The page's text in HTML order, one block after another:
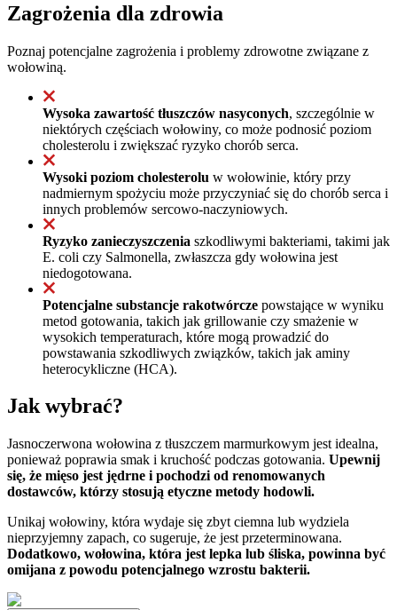
Zagrożenia dla zdrowia
Poznaj potencjalne zagrożenia i problemy zdrowotne związane z
wołowiną.
Wysoka zawartość tłuszczów nasyconych, szczególnie w
niektórych częściach wołowiny, co może podnosić poziom
cholesterolu i zwiększać ryzyko chorób serca.
Wysoki poziom cholesterolu w wołowinie, który przy
nadmiernym spożyciu może przyczyniać się do chorób serca i
innych problemów sercowo-naczyniowych.
Ryzyko zanieczyszczenia szkodliwymi bakteriami, takimi jak
E. coli czy Salmonella, zwłaszcza gdy wołowina jest
niedogotowana.
Potencjalne substancje rakotwórcze powstające w wyniku
metod gotowania, takich jak grillowanie czy smażenie w
wysokich temperaturach, które mogą prowadzić do
powstawania szkodliwych związków, takich jak aminy
heterocykliczne (HCA).
Jak wybrać?
Jasnoczerwona wołowina z tłuszczem marmurkowym jest idealna,
ponieważ poprawia smak i kruchość podczas gotowania. Upewnij
się, że mięso jest jędrne i pochodzi od renomowanych
dostawców, którzy stosują etyczne metody hodowli.
Unikaj wołowiny, która wydaje się zbyt ciemna lub wydziela
nieprzyjemny zapach, co sugeruje, że jest przeterminowana.
Dodatkowo, wołowina, która jest lepka lub śliska, powinna być
omijana z powodu potencjalnego wzrostu bakterii.